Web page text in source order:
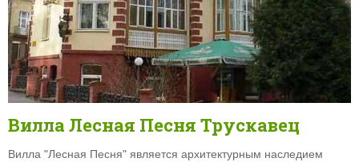
Вилла Лесная Песня Трускавец
Вилла "Лесная Песня" является архитектурным наследием